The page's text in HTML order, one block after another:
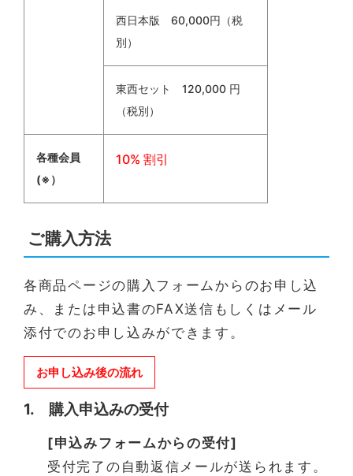
西日本版 60,000円（税
別）
東西セット 120,000 円
（税別）
各種会員
(※）
10% 割引
ご購入方法
各商品ページの購入フォームからのお申し込
み、または申込書のFAX送信もしくはメール
添付でのお申し込みができます。
お申し込み後の流れ
1. 購入申込みの受付
[申込みフォームからの受付]
受付完了の自動返信メールが送られます。